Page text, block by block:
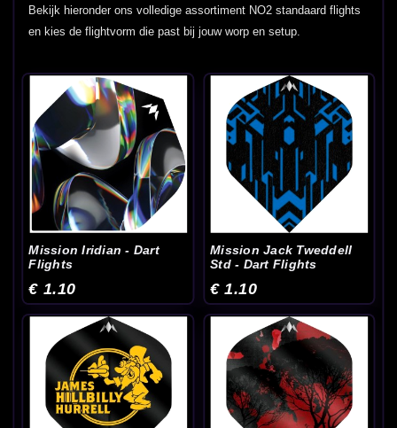
Bekijk hieronder ons volledige assortiment NO2 standaard flights
en kies de flightvorm die past bij jouw worp en setup.
Mission Iridian - Dart
Flights
€ 1.10
Mission Jack Tweddell
Std - Dart Flights
€ 1.10